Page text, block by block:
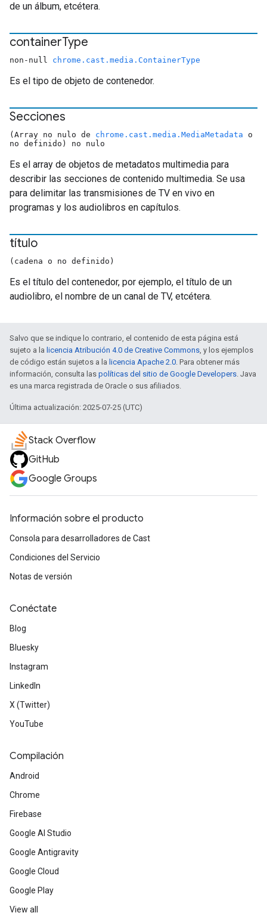
de un álbum, etcétera.
containerType
non-null chrome.cast.media.ContainerType
Es el tipo de objeto de contenedor.
Secciones
(Array no nulo de chrome.cast.media.MediaMetadata o
no definido) no nulo
Es el array de objetos de metadatos multimedia para
describir las secciones de contenido multimedia. Se usa
para delimitar las transmisiones de TV en vivo en
programas y los audiolibros en capítulos.
título
(cadena o no definido)
Es el título del contenedor, por ejemplo, el título de un
audiolibro, el nombre de un canal de TV, etcétera.
Salvo que se indique lo contrario, el contenido de esta página está
sujeto a la licencia Atribución 4.0 de Creative Commons, y los ejemplos
de código están sujetos a la licencia Apache 2.0. Para obtener más
información, consulta las políticas del sitio de Google Developers. Java
es una marca registrada de Oracle o sus afiliados.
Última actualización: 2025-07-25 (UTC)
Stack Overflow
GitHub
Google Groups
Información sobre el producto
Consola para desarrolladores de Cast
Condiciones del Servicio
Notas de versión
Conéctate
Blog
Bluesky
Instagram
LinkedIn
X (Twitter)
YouTube
Compilación
Android
Chrome
Firebase
Google AI Studio
Google Antigravity
Google Cloud
Google Play
View all